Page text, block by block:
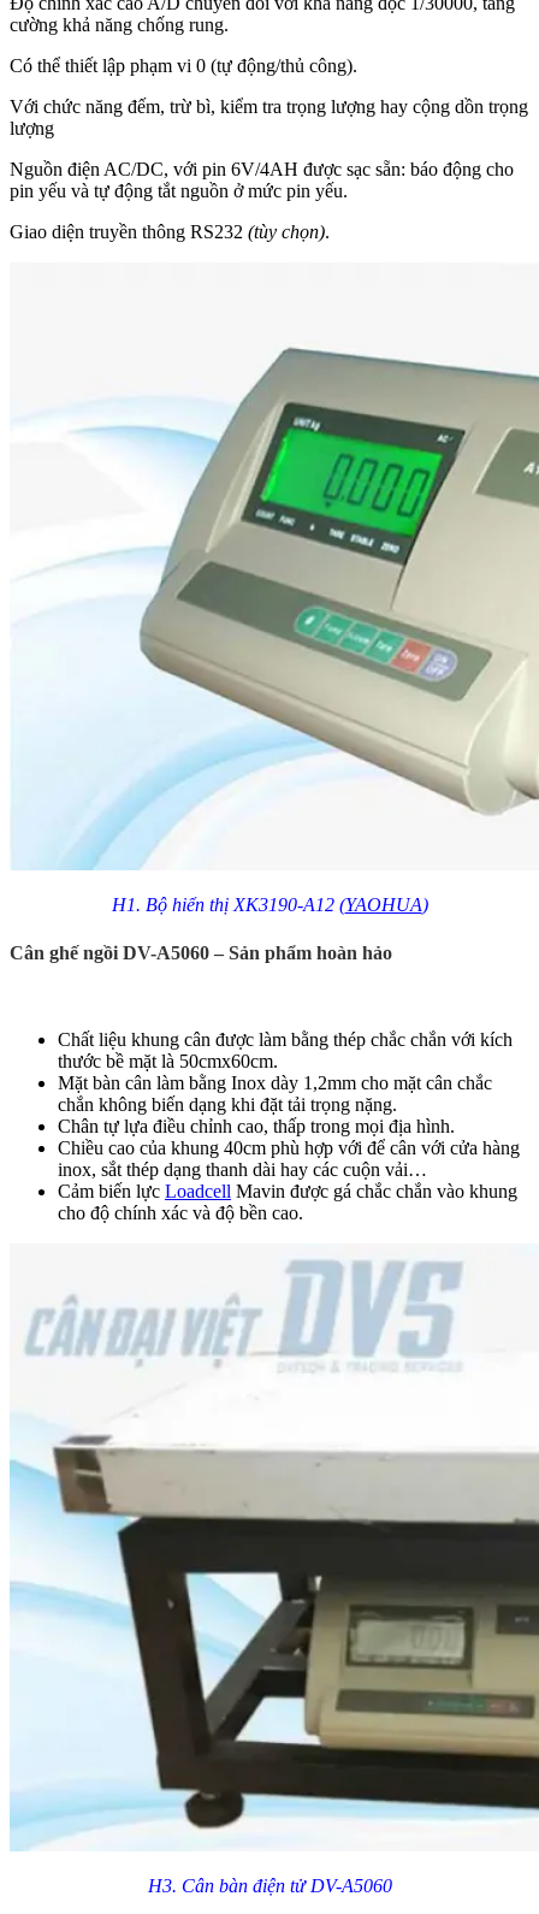
cường khả năng chống rung.
Có thể thiết lập phạm vi 0 (tự động/thủ công).
Với chức năng đếm, trừ bì, kiểm tra trọng lượng hay cộng dồn trọng
lượng
Nguồn điện AC/DC, với pin 6V/4AH được sạc sẵn: báo động cho
pin yếu và tự động tắt nguồn ở mức pin yếu.
Giao diện truyền thông RS232 (tùy chọn).
H1. Bộ hiển thị XK3190-A12 (YAOHUA)
Cân ghế ngồi DV-A5060 – Sản phẩm hoàn hảo
Chất liệu khung cân được làm bằng thép chắc chắn với kích
thước bề mặt là 50cmx60cm.
Mặt bàn cân làm bằng Inox dày 1,2mm cho mặt cân chắc
chắn không biến dạng khi đặt tải trọng nặng.
Chân tự lựa điều chỉnh cao, thấp trong mọi địa hình.
Chiều cao của khung 40cm phù hợp với để cân với cửa hàng
inox, sắt thép dạng thanh dài hay các cuộn vải…
Cảm biến lực Loadcell Mavin được gá chắc chắn vào khung
cho độ chính xác và độ bền cao.
H3. Cân bàn điện tử DV-A5060